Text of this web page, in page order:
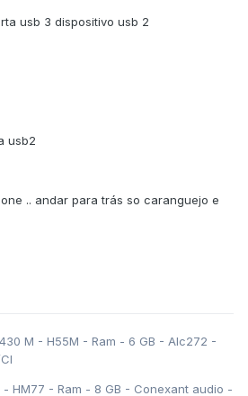
usb 3 dispositivo usb 2
usb2
.. andar para trás so caranguejo e
M - H55M - Ram - 6 GB - Alc272 -
HM77 - Ram - 8 GB - Conexant audio -